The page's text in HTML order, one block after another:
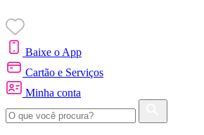
Baixe o App
Cartão e Serviços
Minha conta